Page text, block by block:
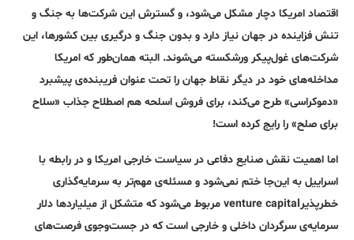
اقتصاد امریکا دچار مشکل می‌شود، و گسترش این شرکت‌ها به جنگ و
تنش فزاینده در جهان نیاز دارد و بدون جنگ و درگیری بین کشورها، این
شرکت‌های غول‌پیکر ورشکسته می‌شوند. البته همان‌طور که امریکا
مداخله‌های خود در دیگر نقاط جهان را تحت عنوان فریبنده‌ی پیشبرد
«دموکراسی» طرح می‌کند، برای فروش اسلحه هم اصطلاح جذاب «سلاح
برای صلح» را رایج کرده است!
اما اهمیت نقش صنایع دفاعی در سیاست خارجی امریکا و در رابطه با
اسراییل به این‌جا ختم نمی‌شود و مسئله‌ی مهم‌تر به سرمایه‌گذاری
خطر‌پذیرventure capital مربوط می‌شود که متشکل از میلیارد‌ها دلار
سرمایه‌ی سرگردان داخلی و خارجی است که در جست‌وجوی فرصت‌های